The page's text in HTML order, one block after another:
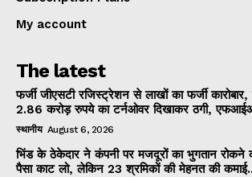
My account
The latest
फर्जी जीएसटी रजिस्ट्रेशन से लाखों का फर्जी
2.86 करोड़ रुपये का टर्नओवर दिखाकर ठगी,
स्थानीय August 6, 2026
भिंड के ठेकेदार ने कंपनी पर मजदूरों का भुगतान रोकने
पैसा काट लो, लेकिन 23 श्रमिकों की मेहनत की